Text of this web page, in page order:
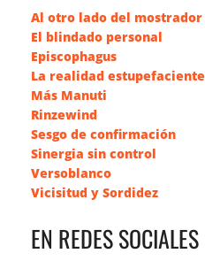
Al otro lado del mostrador
El blindado personal
Episcophagus
La realidad estupefaciente
Más Manuti
Rinzewind
Sesgo de confirmación
Sinergia sin control
Versoblanco
Vicisitud y Sordidez
EN REDES SOCIALES